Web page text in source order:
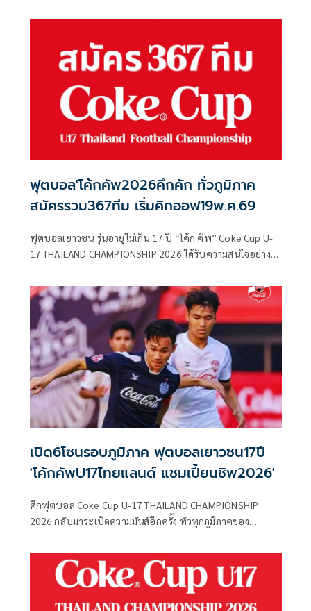
(มหาชน) ร่วมกับ สมาคมกีฬาฟุตบอลแห่งประเทศไทย ใน
Coke® Cup U17 Thailand Football Championship 2026
เตรียมระเบิดความมันส์ ด้วยพิธีจับฉลากแบ่งสายการแข่งขัน
พร้อมเผยโปรแกรมการแข่งขันทั้งหมดของ 192 ทีมเยาวชนจาก
6 ภูมิภาคทั่วประเทศ ที่พร้อมลงสนามฟาดแข้งชิงเงินรางวัลรวม
กว่า 1.5 ล้านบาท และโอกาสก้าวสู่เส้นทางนักฟุตบอลอาชีพ
ฟุตบอล'โค้กคัพ2026คึกคัก ทั่วภูมิภาค
สมัครรวม367ทีม เริ่มคิกออฟ19พ.ค.69
ฟุตบอลเยาวชน รุ่นอายุไม่เกิน 17 ปี “โค้ก คัพ” Coke Cup U-
17 THAILAND CHAMPIONSHIP 2026 ได้รับความสนใจอย่าง
ทั่วประเทศ ยื่นใบสมัครรวมทั้งหมด 367 ทีม
เปิด6โซนรอบภูมิภาค ฟุตบอลเยาวชน17ปี
'โค้กคัพU17ไทยแลนด์ แชมเปี้ยนชิพ2026'
ศึกฟุตบอล Coke Cup U-17 THAILAND CHAMPIONSHIP
2026 กลับมาระเบิดความมันส์อีกครั้ง ทั่วทุกภูมิภาคของ